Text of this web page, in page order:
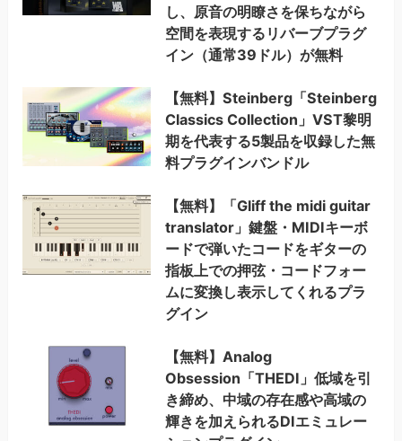
し、原音の明瞭さを保ちながら
空間を表現するリバーブプラグ
イン（通常39ドル）が無料
【無料】Steinberg「Steinberg
Classics Collection」VST黎明
期を代表する5製品を収録した無
料プラグインバンドル
【無料】「Gliff the midi guitar
translator」鍵盤・MIDIキーボ
ードで弾いたコードをギターの
指板上での押弦・コードフォー
ムに変換し表示してくれるプラ
グイン
【無料】Analog
Obsession「THEDI」低域を引
き締め、中域の存在感や高域の
輝きを加えられるDIエミュレー